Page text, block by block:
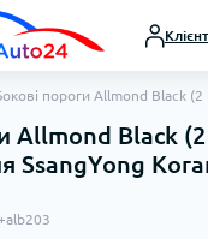
пороги Allmond Black
Allmond Black
SsangYong